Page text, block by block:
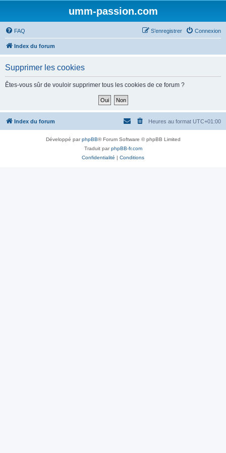
umm-passion.com
FAQ Connexion
S’enregistrer
Index du forum
Supprimer les cookies
Êtes-vous sûr de vouloir supprimer tous les cookies de ce forum ?
Index du forum Heures au format UTC+01:00
Développé parphpBB® Forum Software © phpBB Limited
Traduit parphpBB-fr.com
Confidentialité | Conditions